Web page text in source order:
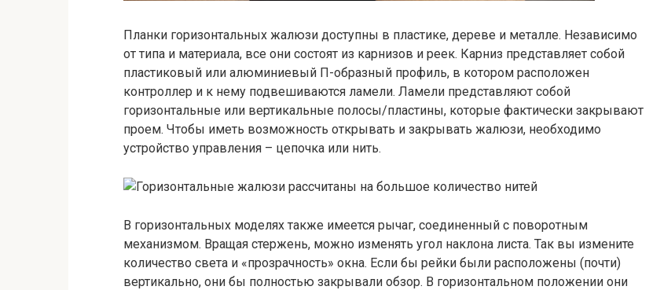
Планки горизонтальных жалюзи доступны в пластике, дереве и металле. Независимо
от типа и материала, все они состоят из карнизов и реек. Карниз представляет собой
пластиковый или алюминиевый П-образный профиль, в котором расположен
контроллер и к нему подвешиваются ламели. Ламели представляют собой
горизонтальные или вертикальные полосы/пластины, которые фактически закрывают
проем. Чтобы иметь возможность открывать и закрывать жалюзи, необходимо
устройство управления – цепочка или нить.
В горизонтальных моделях также имеется рычаг, соединенный с поворотным
механизмом. Вращая стержень, можно изменять угол наклона листа. Так вы измените
количество света и «прозрачность» окна. Если бы рейки были расположены (почти)
вертикально, они бы полностью закрывали обзор. В горизонтальном положении они